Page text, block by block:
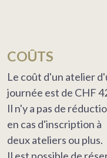
COÛTS
Le coût d'un atelier
journée est de CHF
Il n'y a pas de
en cas d'inscription à
deux ateliers ou plus.